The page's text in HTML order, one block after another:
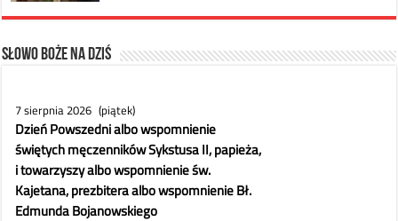
Słowo Boże na dziś